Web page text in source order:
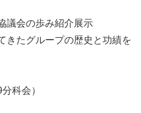
議会の歩み紹介展示
たグループの歴史と功績を
科会）